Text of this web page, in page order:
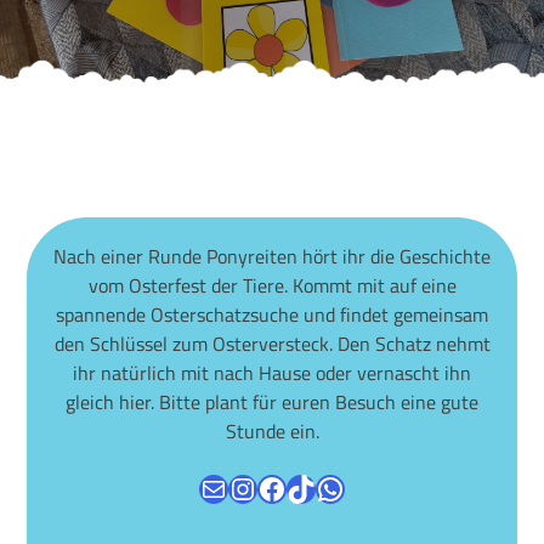
Nach einer Runde Ponyreiten hört ihr die Geschichte
vom Osterfest der Tiere. Kommt mit auf eine
spannende Osterschatzsuche und findet gemeinsam
den Schlüssel zum Osterversteck. Den Schatz nehmt
ihr natürlich mit nach Hause oder vernascht ihn
gleich hier. Bitte plant für euren Besuch eine gute
Stunde ein.
E-MailInstagram
Facebook
TikTokWhatsApp